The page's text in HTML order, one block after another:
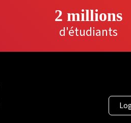
2 millions
d'étudiants